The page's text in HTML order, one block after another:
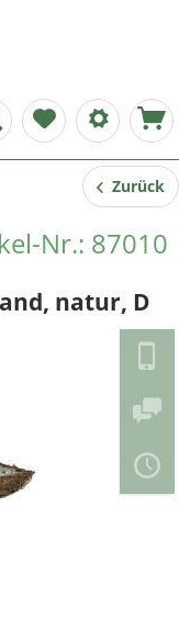
Zurück
Nr.: 87010
natur, D